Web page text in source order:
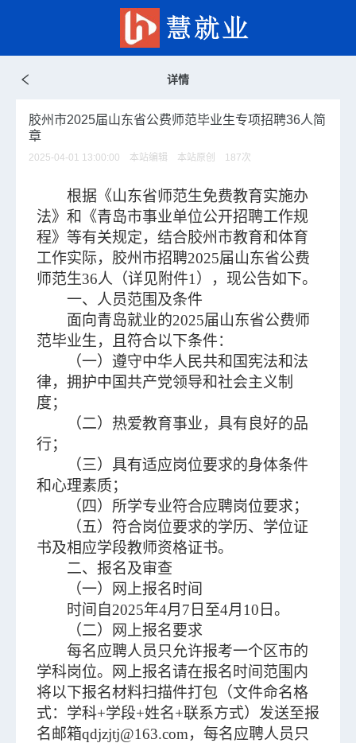
详情
胶州市2025届山东省公费师范毕业生专项招聘36人简
章
2025-04-01 13:00:00 本站编辑 本站原创 187次
根据《山东省师范生免费教育实施办
法》和《青岛市事业单位公开招聘工作规
程》等有关规定，结合胶州市教育和体育
工作实际，胶州市招聘2025届山东省公费
师范生36人（详见附件1），现公告如下。
一、人员范围及条件
面向青岛就业的2025届山东省公费师
范毕业生，且符合以下条件：
（一）遵守中华人民共和国宪法和法
律，拥护中国共产党领导和社会主义制
度；
（二）热爱教育事业，具有良好的品
行；
（三）具有适应岗位要求的身体条件
和心理素质；
（四）所学专业符合应聘岗位要求；
（五）符合岗位要求的学历、学位证
书及相应学段教师资格证书。
二、报名及审查
（一）网上报名时间
时间自2025年4月7日至4月10日。
（二）网上报名要求
每名应聘人员只允许报考一个区市的
学科岗位。网上报名请在报名时间范围内
将以下报名材料扫描件打包（文件命名格
式：学科+学段+姓名+联系方式）发送至报
名邮箱qdjzjtj@163.com，每名应聘人员只